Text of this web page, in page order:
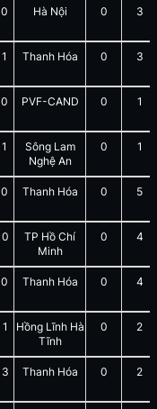
0 Hà Nội 0 3
1 Thanh Hóa 0 3
0 PVF-CAND 0 1
1
Sông Lam
Nghệ An
0 1
0 Thanh Hóa 0 5
0
TP Hồ Chí
Minh
0 4
0 Thanh Hóa 0 4
1
Hồng Lĩnh Hà
Tĩnh
0 2
3 Thanh Hóa 0 2